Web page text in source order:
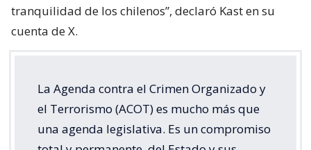
tranquilidad de los chilenos”, declaró Kast en su
cuenta de X.
La Agenda contra el Crimen Organizado y
el Terrorismo (ACOT) es mucho más que
una agenda legislativa. Es un compromiso